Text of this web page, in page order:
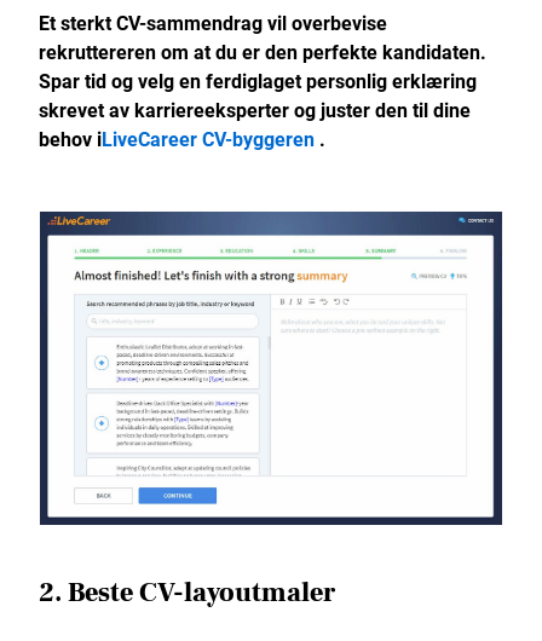
Et sterkt CV-sammendrag vil overbevise
rekruttereren om at du er den perfekte kandidaten.
Spar tid og velg en ferdiglaget personlig erklæring
skrevet av karriereeksperter og juster den til dine
behov iLiveCareer CV-byggeren .
2. Beste CV-layoutmaler